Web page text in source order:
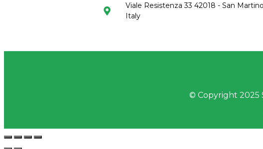
Viale Resistenza 33 42018 - San
Italy
© Copyright 2025